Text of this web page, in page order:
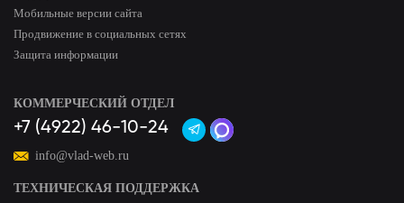
Мобильные версии сайта
Продвижение в социальных сетях
Защита информации
КОММЕРЧЕСКИЙ ОТДЕЛ
+7 (4922) 46-10-24
info@vlad-web.ru
ТЕХНИЧЕСКАЯ ПОДДЕРЖКА